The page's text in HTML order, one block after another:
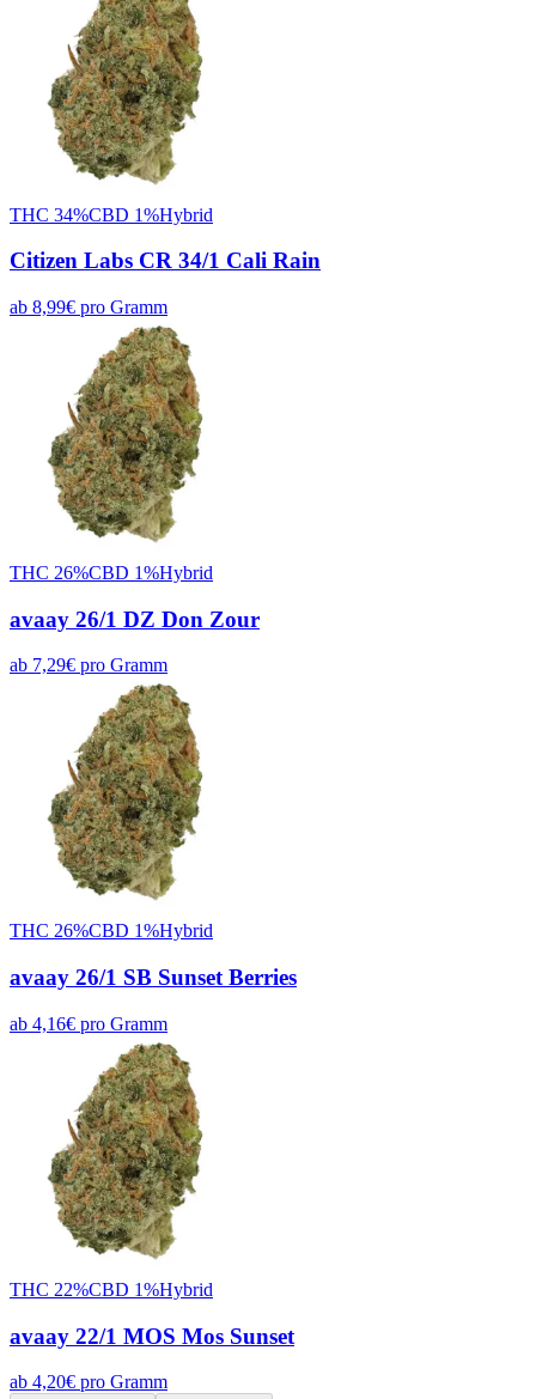
THC 34%CBD 1%Hybrid
Citizen Labs CR 34/1 Cali Rain
ab 8,99€ pro Gramm
THC 26%CBD 1%Hybrid
avaay 26/1 DZ Don Zour
ab 7,29€ pro Gramm
THC 26%CBD 1%Hybrid
avaay 26/1 SB Sunset Berries
ab 4,16€ pro Gramm
THC 22%CBD 1%Hybrid
avaay 22/1 MOS Mos Sunset
ab 4,20€ pro Gramm